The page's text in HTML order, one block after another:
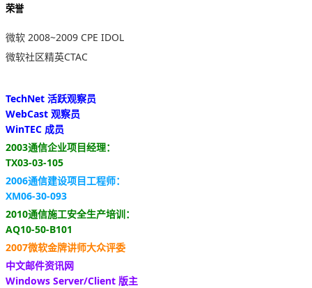
荣誉
微软 2008~2009 CPE IDOL
微软社区精英CTAC
TechNet 活跃观察员
WebCast 观察员
WinTEC 成员
2003通信企业项目经理：
TX03-03-105
2006通信建设项目工程师：
XM06-30-093
2010通信施工安全生产培训：
AQ10-50-B101
2007微软金牌讲师大众评委
中文邮件资讯网
Windows Server/Client 版主